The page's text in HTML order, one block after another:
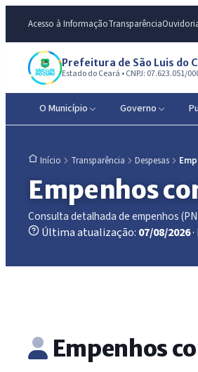
Acesso à InformaçãoTransparência
Prefeitura de São Luis do
Estado do Ceará • CNPJ: 07.623.051/
O Município Governo
Início Transparência Despesas
Empenhos
Consulta detalhada de empenhos
Última atualização: 07/08/2026
Empenhos